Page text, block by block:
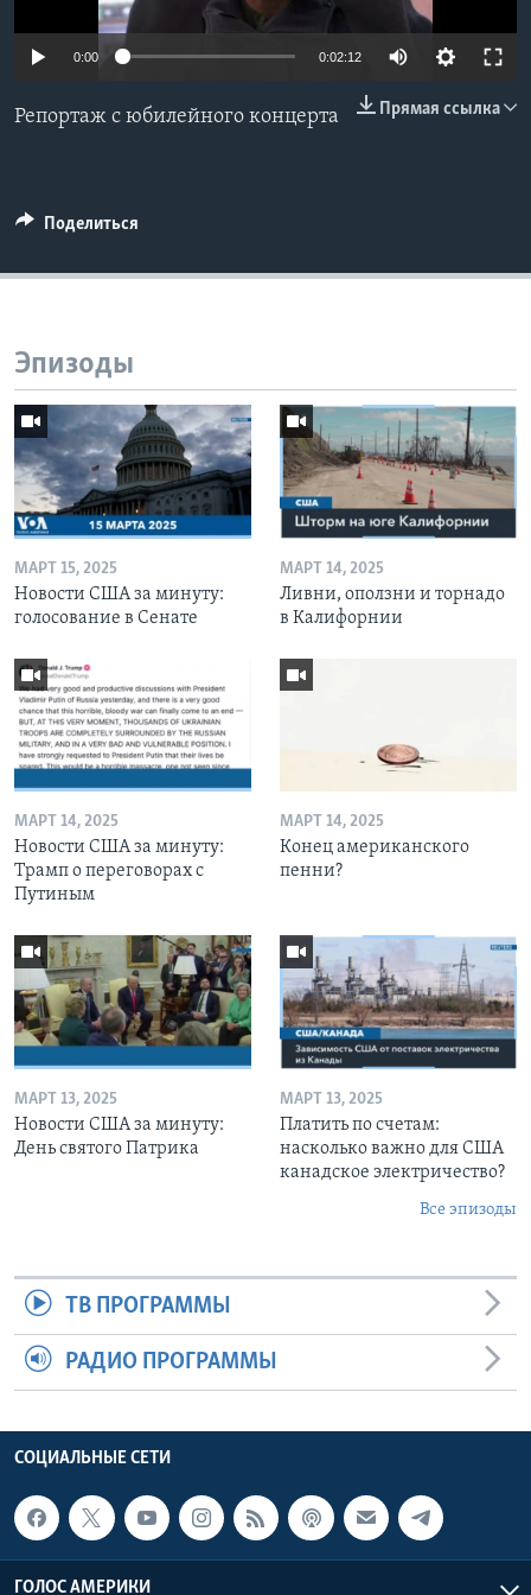
Learning English
СОЦИАЛЬНЫЕ СЕТИ
Языки
0:00 0:02:12
Прямая ссылка
Репортаж с юбилейного концерта
Поделиться
Эпизоды
МАРТ 15, 2025
Новости США за минуту:
голосование в Сенате
МАРТ 14, 2025
Ливни, оползни и торнадо
в Калифорнии
МАРТ 14, 2025
Новости США за минуту:
Трамп о переговорах с
Путиным
МАРТ 14, 2025
Конец американского
пенни?
МАРТ 13, 2025
Новости США за минуту:
День святого Патрика
МАРТ 13, 2025
Платить по счетам:
насколько важно для США
канадское электричество?
Все эпизоды
ТВ ПРОГРАММЫ
РАДИО ПРОГРАММЫ
СОЦИАЛЬНЫЕ СЕТИ
ГОЛОС АМЕРИКИ